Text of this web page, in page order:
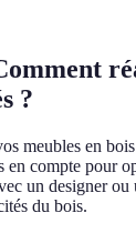
?
meubles en
en compte pour
un designer ou
du bois.